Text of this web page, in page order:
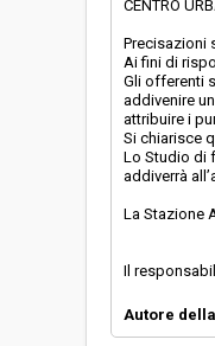
CENTRO
Precisazioni
Ai fini di
Gli offerenti
addivenire
attribuire i
Si chiarisce
Lo Studio di
addiverrà
La Stazione
Il
Autore